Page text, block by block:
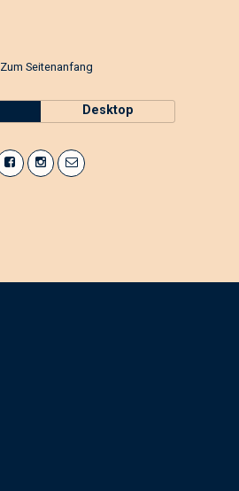
Zum Seitenanfang
Desktop